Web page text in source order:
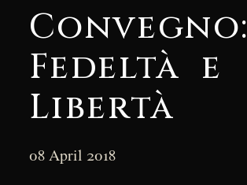
Convegno:
Fedeltà e
Libertà
08 April 2018